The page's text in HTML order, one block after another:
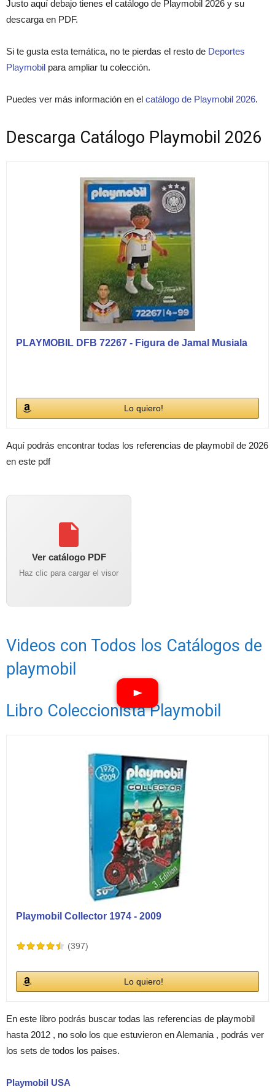
Justo aquí debajo tienes el catálogo de Playmobil 2026 y su
descarga en PDF.
Si te gusta esta temática, no te pierdas el resto de Deportes
Playmobil para ampliar tu colección.
Puedes ver más información en el catálogo de Playmobil 2026.
Descarga Catálogo Playmobil 2026
PLAYMOBIL DFB 72267 - Figura de Jamal Musiala
Lo quiero!
Aquí podrás encontrar todas los referencias de playmobil de 2026
en este pdf
Ver catálogo PDF
Haz clic para cargar el visor
Videos con Todos los Catálogos de
playmobil
Libro Coleccionista Playmobil
Playmobil Collector 1974 - 2009
(397)
Lo quiero!
En este libro podrás buscar todas las referencias de playmobil
hasta 2012 , no solo los que estuvieron en Alemania , podrás ver
los sets de todos los paises.
Playmobil USA